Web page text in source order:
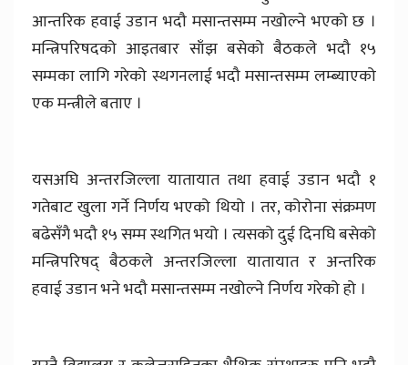
आन्तरिक हवाई उडान भदौ मसान्तसम्म नखोल्ने भएको छ ।
मन्त्रिपरिषदको आइतबार साँझ बसेको बैठकले भदौ १५
सम्मका लागि गरेको स्थगनलाई भदौ मसान्तसम्म लम्ब्याएको
एक मन्त्रीले बताए ।
यसअघि अन्तरजिल्ला यातायात तथा हवाई उडान भदौ १
गतेबाट खुला गर्ने निर्णय भएको थियो । तर, कोरोना संक्रमण
बढेसँगै भदौ १५ सम्म स्थगित भयो । त्यसको दुई दिनघि बसेको
मन्त्रिपरिषद् बैठकले अन्तरजिल्ला यातायात र अन्तरिक
हवाई उडान भने भदौ मसान्तसम्म नखोल्ने निर्णय गरेको हो ।